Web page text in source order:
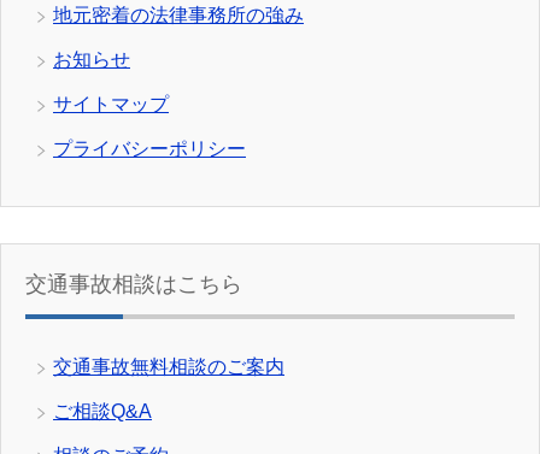
地元密着の法律事務所の強み
お知らせ
サイトマップ
プライバシーポリシー
交通事故相談はこちら
交通事故無料相談のご案内
ご相談Q&A